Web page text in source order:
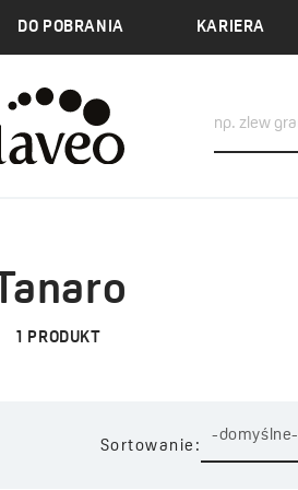
DO POBRANIA KARIERA
Tanaro
1 PRODUKT
Sortowanie:
-domyślne-